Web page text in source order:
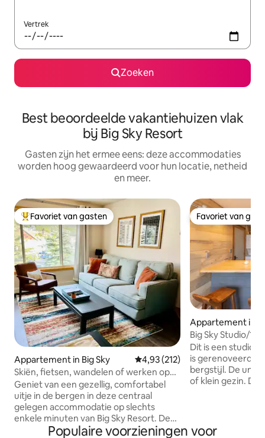
Vertrek
Zoeken
Best beoordeelde vakantiehuizen vlak
bij Big Sky Resort
Gasten zijn het ermee eens: deze accommodaties
worden hoog gewaardeerd voor hun locatie, netheid
en meer.
Topfavoriet van gasten
Favoriet van gasten
Appartement in Big Sky Gemiddelde beoordeling van
4,93 (212)
Skiën, fietsen, wandelen of werken op
afstand bij Lone Peak
Geniet van een gezellig, comfortabel
uitje in de bergen in deze centraal
gelegen accommodatie op slechts
enkele minuten van Big Sky Resort. De
gunstige locatie van dit appartement en
Favoriet van
Favoriet van
Appartement in
Big Sky Studio/
Dicht bij skibasis
Dit is een studio/
is gerenoveerd
bergstijl. De unit
of klein gezin. De
woonkamer. Het
Populaire voorzieningen voor